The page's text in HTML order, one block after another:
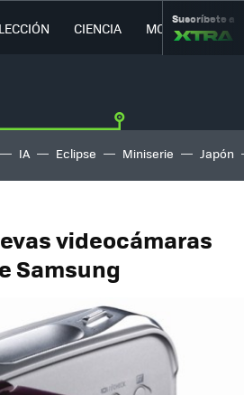
CIENCIA MOVILIDAD
Suscríbete a
IA Eclipse Miniserie Japón
videocámaras
Samsung